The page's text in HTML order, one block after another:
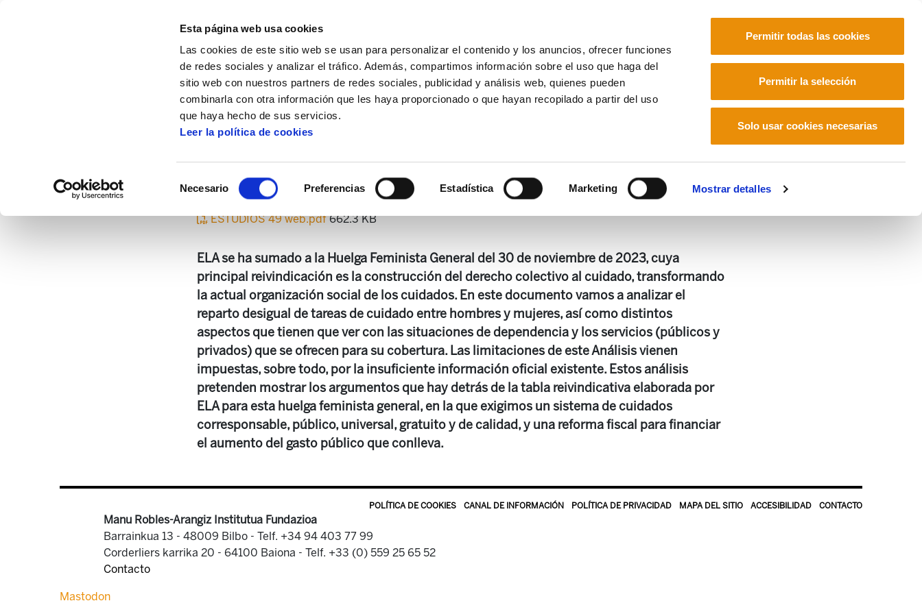
Esta página web usa cookies
Las cookies de este sitio web se usan para personalizar el contenido y los anuncios, ofrecer funciones
de redes sociales y analizar el tráfico. Además, compartimos información sobre el uso que haga del
sitio web con nuestros partners de redes sociales, publicidad y análisis web, quienes pueden
combinarla con otra información que les haya proporcionado o que hayan recopilado a partir del uso
que haya hecho de sus servicios.
Leer la política de cookies
Necesario Preferencias Estadística Marketing Mostrar detalles
Permitir todas las cookies
Permitir la selección
Solo usar cookies necesarias
Centro de documentación Estudios Estudios 49. Porque somo feministas: por un sistema público de cuidados.
Estudios 49. Porque somo feministas: por un sistema público de cuidados.
ESTUDIOS 49 web.pdf662.3 KB
ELA se ha sumado a la Huelga Feminista General del 30 de noviembre de 2023, cuya
principal reivindicación es la construcción del derecho colectivo al cuidado, transformando
la actual organización social de los cuidados. En este documento vamos a analizar el
reparto desigual de tareas de cuidado entre hombres y mujeres, así como distintos
aspectos que tienen que ver con las situaciones de dependencia y los servicios (públicos y
privados) que se ofrecen para su cobertura. Las limitaciones de este Análisis vienen
impuestas, sobre todo, por la insuficiente información oficial existente. Estos análisis
pretenden mostrar los argumentos que hay detrás de la tabla reivindicativa elaborada por
ELA para esta huelga feminista general, en la que exigimos un sistema de cuidados
corresponsable, público, universal, gratuito y de calidad, y una reforma fiscal para financiar
el aumento del gasto público que conlleva.
POLÍTICA DE COOKIES CANAL DE INFORMACIÓN POLÍTICA DE PRIVACIDAD MAPA DEL SITIO ACCESIBILIDAD CONTACTO
Manu Robles-Arangiz Institutua Fundazioa
Barrainkua 13 - 48009 Bilbo - Telf. +34 94 403 77 99
Corderliers karrika 20 - 64100 Baiona - Telf. +33 (0) 559 25 65 52
Contacto
Mastodon